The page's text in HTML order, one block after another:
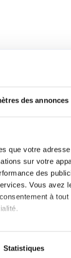
des annonces
que votre
sur votre
des
Vous avez
à tout
peuvent être
Statistiques
vous connecter
compte